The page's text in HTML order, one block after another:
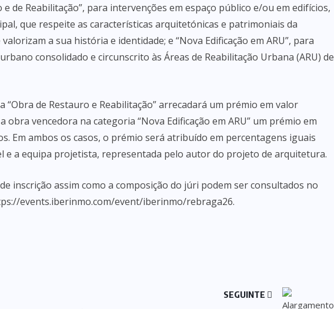
de Reabilitação”, para intervenções em espaço público e/ou em edifícios,
que respeite as características arquitetónicas e patrimoniais da
a sua história e identidade; e “Nova Edificação em ARU”, para
consolidado e circunscrito às Áreas de Reabilitação Urbana (ARU) de
“Obra de Restauro e Reabilitação” arrecadará um prémio em valor
obra vencedora na categoria “Nova Edificação em ARU” um prémio em
Em ambos os casos, o prémio será atribuído em percentagens iguais
a equipa projetista, representada pelo autor do projeto de arquitetura.
inscrição assim como a composição do júri podem ser consultados no
events.iberinmo.com/event/iberinmo/rebraga26.
SEGUINTE